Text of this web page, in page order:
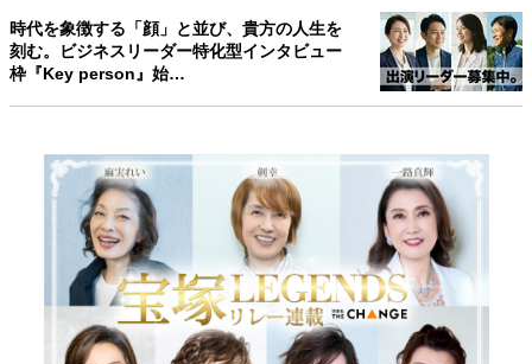
時代を象徴する「顔」と並び、貴方の人生を
刻む。ビジネスリーダー特化型インタビュー
枠『Key person』始…